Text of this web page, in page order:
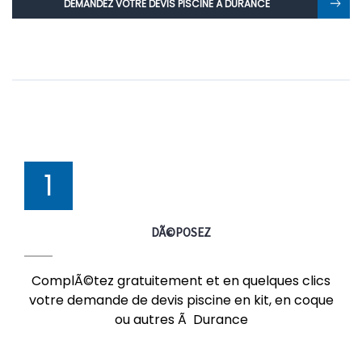
DEMANDEZ VOTRE DEVIS PISCINE À DURANCE
1
DÃ©POSEZ
ComplÃ©tez gratuitement et en quelques clics
votre demande de devis piscine en kit, en coque
ou autres Ã Durance